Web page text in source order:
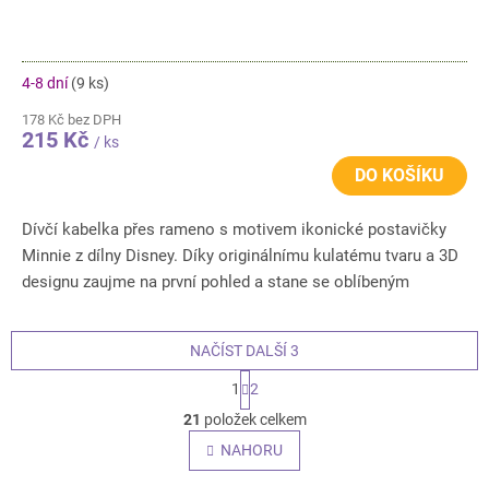
4-8 dní(9 ks)
178 Kč bez DPH
215 Kč / ks
DO KOŠÍKU
Dívčí kabelka přes rameno s motivem ikonické postavičky
Minnie z dílny Disney. Díky originálnímu kulatému tvaru a 3D
designu zaujme na první pohled a stane se oblíbeným
O
v
l
á
NAČÍST DALŠÍ 3
S
t
r
á
n
k
1
2
21 položek celkem
NAHORU